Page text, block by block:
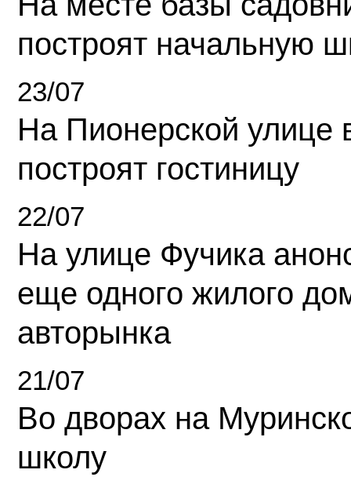
построят начальную
23/07
На Пионерской улице
построят гостиницу
22/07
На улице Фучика
еще одного жилого
авторынка
21/07
Во дворах на
школу